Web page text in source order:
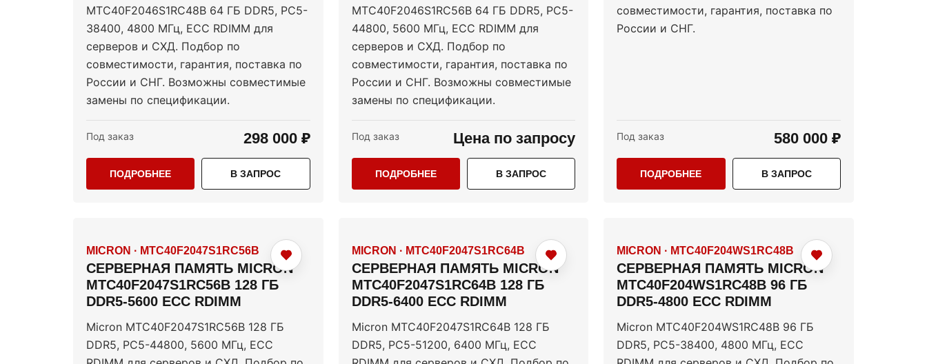
MTC40F2046S1RC48B 64 ГБ DDR5, PC5-
38400, 4800 МГц, ECC RDIMM для
серверов и СХД. Подбор по
совместимости, гарантия, поставка по
России и СНГ. Возможны совместимые
замены по спецификации.
Под заказ 298 000 ₽
ПОДРОБНЕЕ В ЗАПРОС
MTC40F2046S1RC56B 64 ГБ DDR5, PC5-
44800, 5600 МГц, ECC RDIMM для
серверов и СХД. Подбор по
совместимости, гарантия, поставка по
России и СНГ. Возможны совместимые
замены по спецификации.
Под заказ Цена по запросу
ПОДРОБНЕЕ В ЗАПРОС
совместимости, гарантия, поставка по
России и СНГ.
Под заказ 580 000 ₽
ПОДРОБНЕЕ В ЗАПРОС
MICRON · MTC40F2047S1RC56B
СЕРВЕРНАЯ ПАМЯТЬ MICRON
MTC40F2047S1RC56B 128 ГБ
DDR5-5600 ECC RDIMM
Micron MTC40F2047S1RC56B 128 ГБ
DDR5, PC5-44800, 5600 МГц, ECC
MICRON · MTC40F2047S1RC64B
СЕРВЕРНАЯ ПАМЯТЬ MICRON
MTC40F2047S1RC64B 128 ГБ
DDR5-6400 ECC RDIMM
Micron MTC40F2047S1RC64B 128 ГБ
DDR5, PC5-51200, 6400 МГц, ECC
MICRON · MTC40F204WS1RC48B
СЕРВЕРНАЯ ПАМЯТЬ MICRON
MTC40F204WS1RC48B 96 ГБ
DDR5-4800 ECC RDIMM
Micron MTC40F204WS1RC48B 96 ГБ
DDR5, PC5-38400, 4800 МГц, ECC